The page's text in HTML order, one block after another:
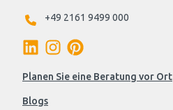
+49 2161 9499 000
Planen Sie eine Beratung vor Ort
Blogs